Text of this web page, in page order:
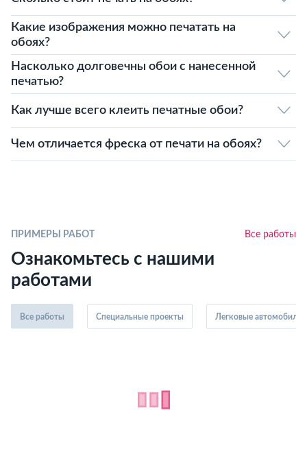
Какие изображения можно печатать на
обоях?
Насколько долговечны обои с нанесенной
печатью?
Как лучше всего клеить печатные обои?
Чем отличается фреска от печати на обоях?
ПРИМЕРЫ РАБОТ Все работы
Ознакомьтесь с нашими
работами
Все работы Специальные проекты Легковые автомобили